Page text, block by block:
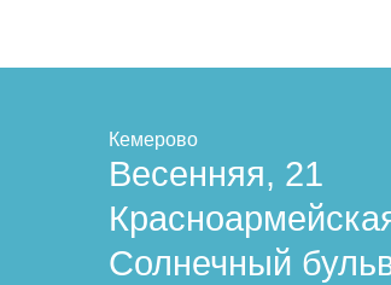
Кемерово
Весенняя, 21
Солнечный